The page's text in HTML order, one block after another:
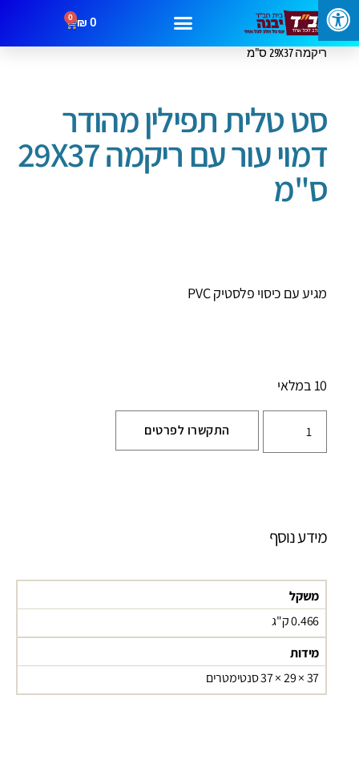
0
₪
0
עמוד הבית/תיקים לטלית ותפילין/ סט טלית תפילין מהודר דמוי עור עם
ריקמה 29X37 ס"מ
סט טלית תפילין מהודר
דמוי עור עם ריקמה 29X37
ס"מ
מגיע עם כיסוי פלסטיק PVC
10 במלאי
התקשרו לפרטים
מידע נוסף
משקל
0.466 ק"ג
מידות
37 × 29 × 37 סנטימטרים